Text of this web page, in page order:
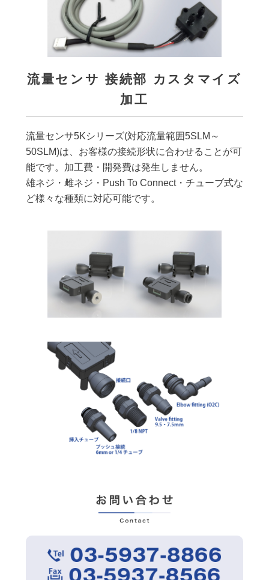
流量センサ 接続部 カスタマイズ
加工
流量センサ5Kシリーズ(対応流量範囲5SLM～
50SLM)は、お客様の接続形状に合わせることが可
能です。加工費・開発費は発生しません。
雄ネジ・雌ネジ・Push To Connect・チューブ式な
ど様々な種類に対応可能です。